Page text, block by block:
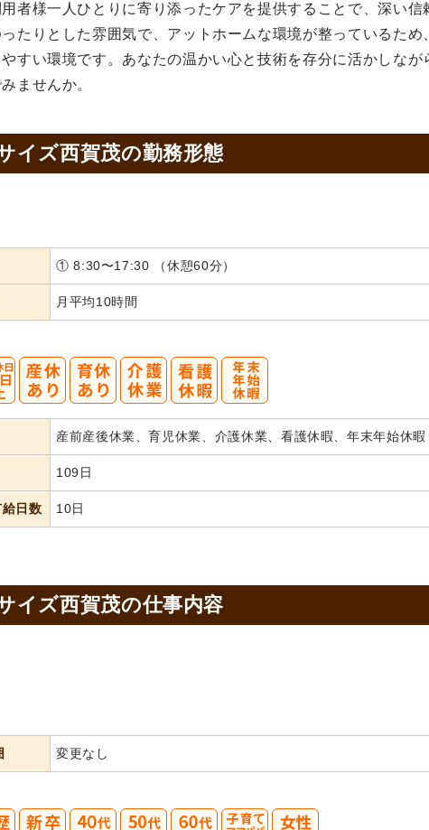
者様一人ひとりに寄り添ったケアを提供することで、深い信
たりとした雰囲気で、アットホームな環境が整っているため
すい環境です。あなたの温かい心と技術を存分に活かしなが
ませんか。
イズ西賀茂の勤務形態
① 8:30〜17:30 （休憩60分）
月平均10時間
産前産後休業、育児休業、介護休業、看護休暇、年末年始休暇
109日
給日数 10日
イズ西賀茂の仕事内容
変更なし